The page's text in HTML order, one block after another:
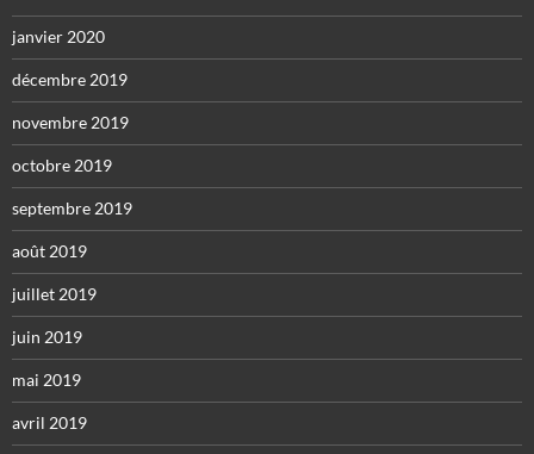
janvier 2020
décembre 2019
novembre 2019
octobre 2019
septembre 2019
août 2019
juillet 2019
juin 2019
mai 2019
avril 2019